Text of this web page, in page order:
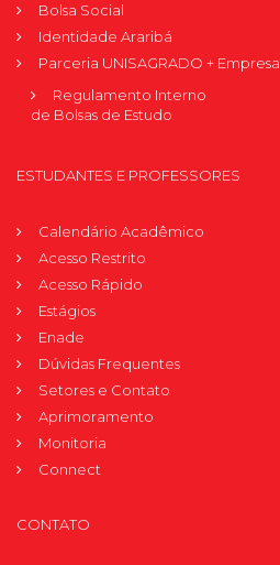
Bolsa Social
Identidade Araribá
Parceria UNISAGRADO + Empresa
Regulamento Interno
de Bolsas de Estudo
ESTUDANTES E PROFESSORES
Calendário Acadêmico
Acesso Restrito
Acesso Rápido
Estágios
Enade
Dúvidas Frequentes
Setores e Contato
Aprimoramento
Monitoria
Connect
CONTATO